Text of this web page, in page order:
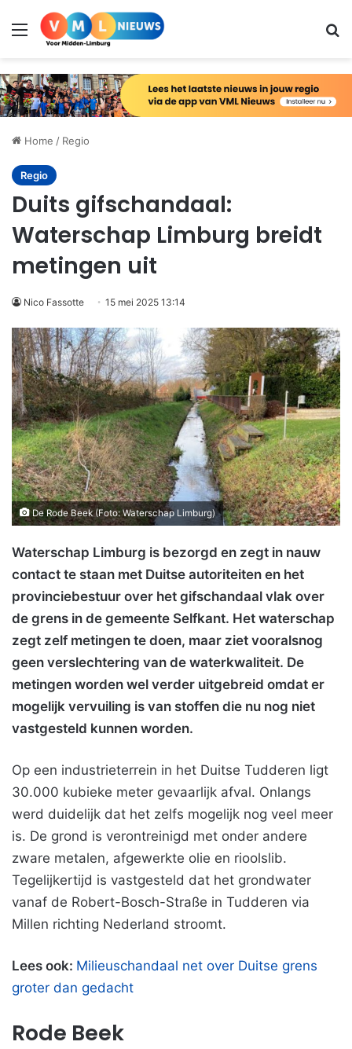
Menu
Home / Regio
Regio
Duits gifschandaal:
Waterschap Limburg breidt
metingen uit
Nico Fassotte 15 mei 2025 13:14
De Rode Beek (Foto: Waterschap Limburg)
Waterschap Limburg is bezorgd en zegt in nauw
contact te staan met Duitse autoriteiten en het
provinciebestuur over het gifschandaal vlak over
de grens in de gemeente Selfkant. Het waterschap
zegt zelf metingen te doen, maar ziet vooralsnog
geen verslechtering van de waterkwaliteit. De
metingen worden wel verder uitgebreid omdat er
mogelijk vervuiling is van stoffen die nu nog niet
vastgesteld kunnen worden.
Op een industrieterrein in het Duitse Tudderen ligt
30.000 kubieke meter gevaarlijk afval. Onlangs
werd duidelijk dat het zelfs mogelijk nog veel meer
is. De grond is verontreinigd met onder andere
zware metalen, afgewerkte olie en rioolslib.
Tegelijkertijd is vastgesteld dat het grondwater
vanaf de Robert-Bosch-Straße in Tudderen via
Millen richting Nederland stroomt.
Lees ook: Milieuschandaal net over Duitse grens
groter dan gedacht
Rode Beek